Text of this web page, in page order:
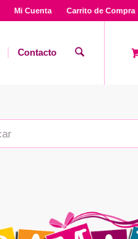
Mi Cuenta Carrito de Compra
Contacto